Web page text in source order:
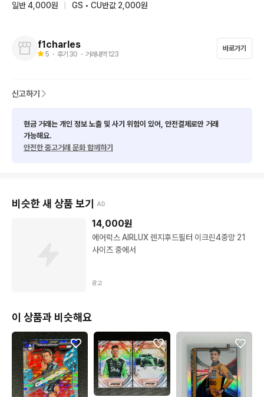
일반 4,000원
GS • CU반값 2,000원
f1charles
5 ・ 후기 30 ・ 거래내역 123
바로가기
신고하기
현금 거래는 개인 정보 노출 및 사기 위험이 있어, 안전결제로만 거래
가능해요.
안전한 중고거래 문화 함께하기
비슷한 새 상품 보기 AD
14,000원
에어럭스 AIRLUX 렌지후드필터 이크린4중망 21
사이즈 중에서
광고
이 상품과 비슷해요